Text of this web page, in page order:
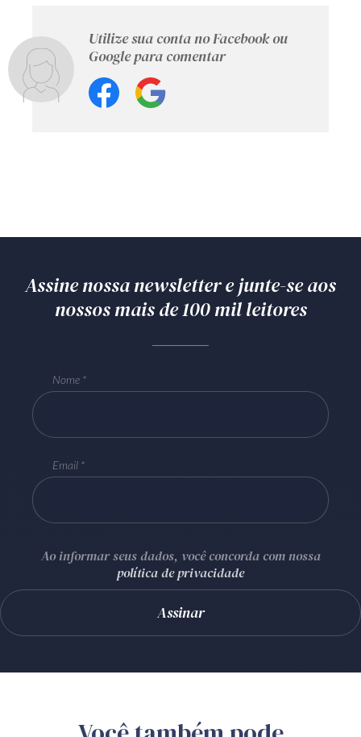
Utilize sua conta no Facebook ou
Google para comentar
Assine nossa newsletter e junte-se aos
nossos mais de 100 mil leitores
Nome
Email
Ao informar seus dados, você concorda com nossa
política de privacidade